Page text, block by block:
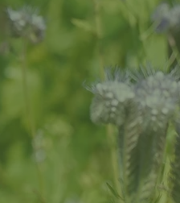
Und das Beste: Bei
Natur. Wir achten bei
zu
Wenn Sie also auf
Ihre Seele
perfekten Tropfen –